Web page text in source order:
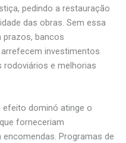
pedindo a restauração
das obras. Sem essa
bancos
investimentos
e melhorias
efeito dominó atinge o
forneceriam
Programas de